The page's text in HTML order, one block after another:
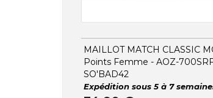
MAILLOT MATCH CLASSIC
Points Femme - AOZ-
SO'BAD42
Expédition sous 5 à 7